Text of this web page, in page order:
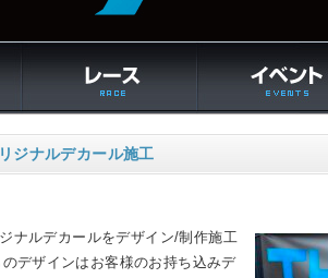
ジナルデカール施工
ナルデカールをデザイン/制作施工
デザインはお客様のお持ち込みデ